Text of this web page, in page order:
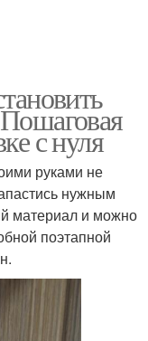
с нуля
руками не
нужным
материал и можно
поэтапной